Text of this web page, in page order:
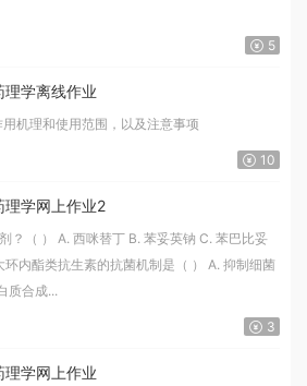
5
学离线作业
机理和使用范围，以及注意事项
10
学网上作业2
？（ ） A. 西咪替丁 B. 苯妥英钠 C. 苯巴比妥
环内酯类抗生素的抗菌机制是（ ） A. 抑制细菌
质合成...
3
学网上作业